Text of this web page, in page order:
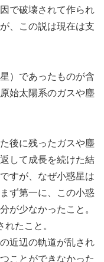
で破壊されて作られ
、この説は現在は支
）であったものが含
始太陽系のガスや塵
後に残ったガスや塵
して成長を続けた結
すが、なぜ小惑星は
ず第一に、この小惑
が少なかったこと。
たこと。
近辺の軌道が乱され
ことができなかった